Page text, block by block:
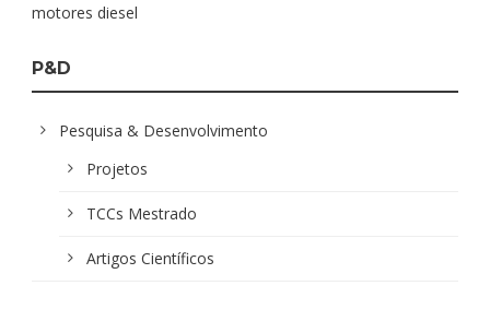
motores diesel
P&D
Pesquisa & Desenvolvimento
Projetos
TCCs Mestrado
Artigos Científicos